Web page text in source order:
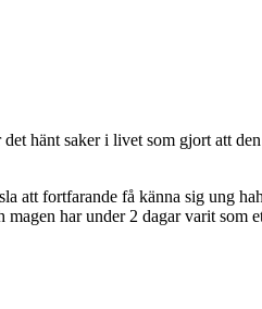
hänt saker i livet som gjort att
att fortfarande få känna sig ung
har under 2 dagar varit som